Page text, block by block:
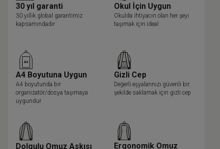
30 yıl garanti
30 yıllık global garantimiz
kapsamındadır
Okul İçin Uygun
Okulda ihtiyacın olan her şeyi
taşımak için ideal
A4 Boyutuna Uygun
A4 boyutunda bir
organizatör/dosya taşımaya
uygundur
Gizli Cep
Değerli eşyalarınızı güvenli bir
şekilde saklamak için gizli cep
Dolgulu Omuz Askısı Ergonomik Omuz